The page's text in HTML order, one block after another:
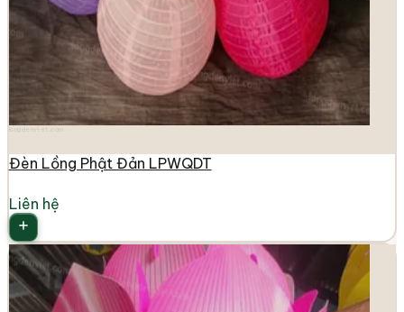
Đèn Lồng Phật Đản LPWQDT
Liên hệ